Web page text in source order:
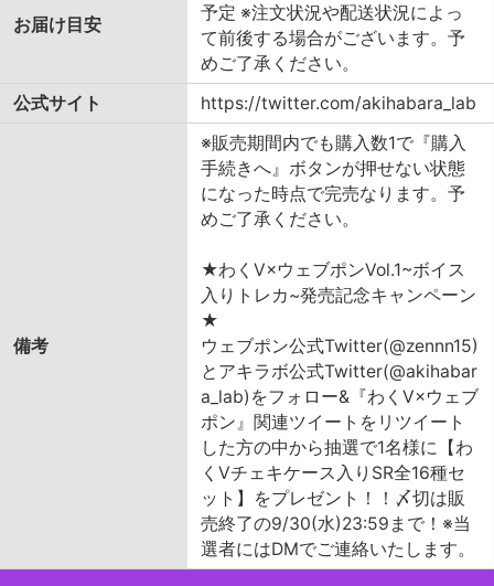
お届け目安
予定 ※注文状況や配送状況によっ
て前後する場合がございます。予
めご了承ください。
公式サイト
https://twitter.com/akihabara_lab
備考
※販売期間内でも購入数1で『購入
手続きへ』ボタンが押せない状態
になった時点で完売なります。予
めご了承ください。
★わくV×ウェブポンVol.1~ボイス
入りトレカ~発売記念キャンペーン
★
ウェブポン公式Twitter(@zennn15)
とアキラボ公式Twitter(@akihabar
a_lab)をフォロー&『わくV×ウェブ
ポン』関連ツイートをリツイート
した方の中から抽選で1名様に【わ
くVチェキケース入りSR全16種セ
ット】をプレゼント！！〆切は販
売終了の9/30(水)23:59まで！※当
選者にはDMでご連絡いたします。